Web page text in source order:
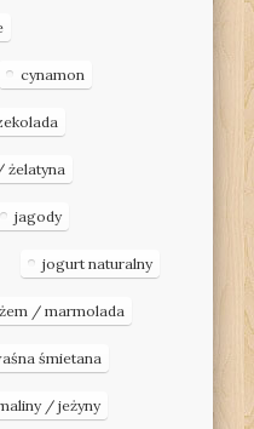
cynamon
żelatyna
jagody
jogurt naturalny
/ marmolada
śmietana
/ jeżyny